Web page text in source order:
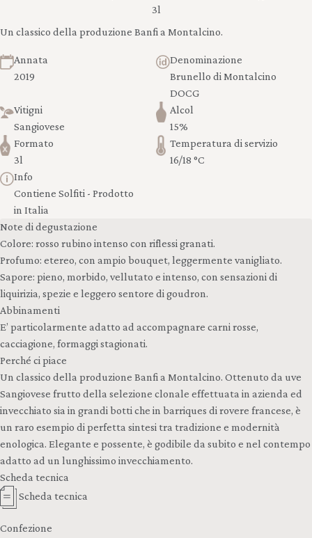
3l
Un classico della produzione Banfi a Montalcino.
Annata
2019
Denominazione
Brunello di Montalcino
DOCG
Vitigni
Sangiovese
Alcol
15%
Formato
3l
Temperatura di servizio
16/18 °C
Info
Contiene Solfiti - Prodotto
in Italia
Note di degustazione
Colore: rosso rubino intenso con riflessi granati.
Profumo: etereo, con ampio bouquet, leggermente vanigliato.
Sapore: pieno, morbido, vellutato e intenso, con sensazioni di
liquirizia, spezie e leggero sentore di goudron.
Abbinamenti
E’ particolarmente adatto ad accompagnare carni rosse,
cacciagione, formaggi stagionati.
Perché ci piace
Un classico della produzione Banfi a Montalcino. Ottenuto da uve
Sangiovese frutto della selezione clonale effettuata in azienda ed
invecchiato sia in grandi botti che in barriques di rovere francese, è
un raro esempio di perfetta sintesi tra tradizione e modernità
enologica. Elegante e possente, è godibile da subito e nel contempo
adatto ad un lunghissimo invecchiamento.
Scheda tecnica
Scheda tecnica
Confezione